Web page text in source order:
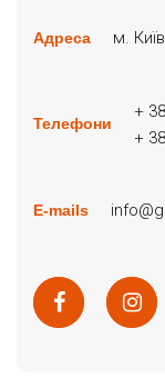
Адреса м.
Телефони
+
+
E-mails